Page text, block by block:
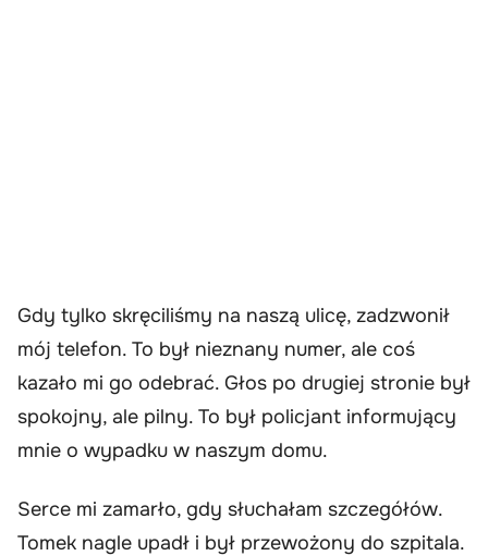
Gdy tylko skręciliśmy na naszą ulicę, zadzwonił
mój telefon. To był nieznany numer, ale coś
kazało mi go odebrać. Głos po drugiej stronie był
spokojny, ale pilny. To był policjant informujący
mnie o wypadku w naszym domu.
Serce mi zamarło, gdy słuchałam szczegółów.
Tomek nagle upadł i był przewożony do szpitala.